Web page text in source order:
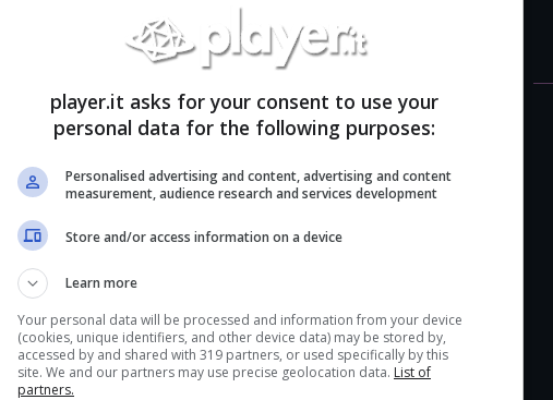
eccezion fatta per un closed test che mi ha dato
ho avuto l’occasione di provarlo per
in quel di Milano. Una versione pressoché
pubblicazione il prossimo 26 gennaio, ma in
sarà quando tutti avremo modo di giocarci.Ed
player.it asks for your consent to use your
personal data for the following purposes:
Personalised advertising and content, advertising and content
measurement, audience research and services development
Store and/or access information on a device
Learn more
Your personal data will be processed and information from your device
(cookies, unique identifiers, and other device data) may be stored by,
accessed by and shared with 319 partners, or used specifically by this
site. We and our partners may use precise geolocation data. List of
partners.